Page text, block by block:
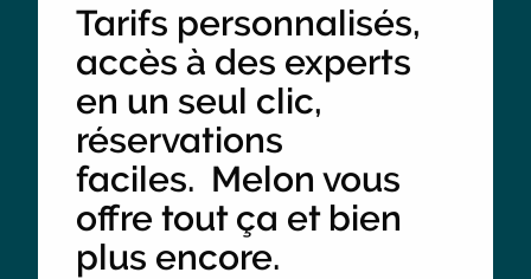
Tarifs personnalisés,
accès à des experts
en un seul clic,
réservations
faciles. Melon vous
offre tout ça et bien
plus encore.